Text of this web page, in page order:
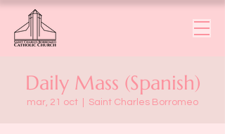
Daily Mass (Spanish)
mar, 21 oct Saint Charles Borromeo